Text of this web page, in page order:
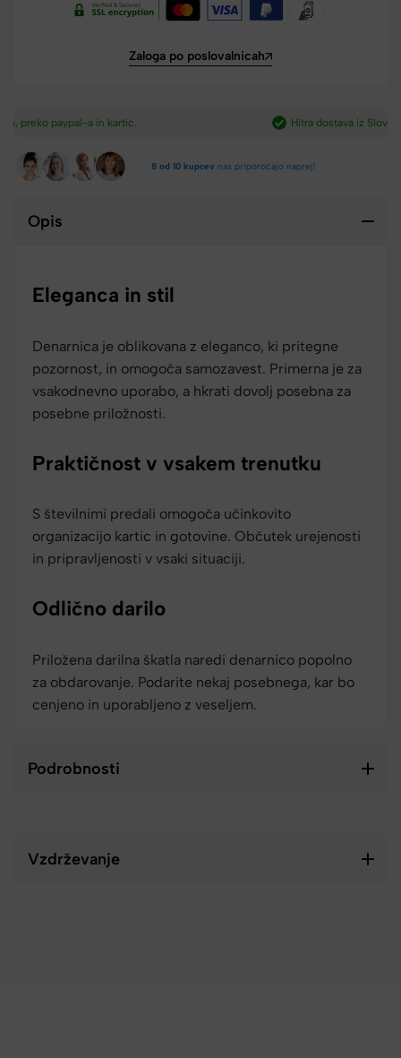
Zaloga po poslovalnicah
Hitra dostava iz Slovenije v 2-4 dneh.​
8 od 10 kupcev nas priporočajo naprej!
Opis
Eleganca in stil
Denarnica je oblikovana z eleganco, ki pritegne
pozornost, in omogoča samozavest. Primerna je za
vsakodnevno uporabo, a hkrati dovolj posebna za
posebne priložnosti.
Praktičnost v vsakem trenutku
S številnimi predali omogoča učinkovito
organizacijo kartic in gotovine. Občutek urejenosti
in pripravljenosti v vsaki situaciji.
Odlično darilo
Priložena darilna škatla naredi denarnico popolno
za obdarovanje. Podarite nekaj posebnega, kar bo
cenjeno in uporabljeno z veseljem.
Podrobnosti
Vzdrževanje